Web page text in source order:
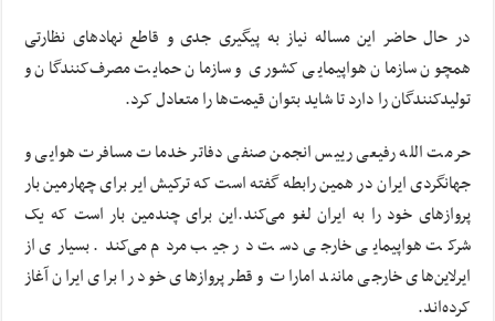
در حال حاضر این مساله نیاز به پیگیری جدی و قاطع نهادهای نظارتی
همچون سازمان هواپیمایی کشوری و سازمان حمایت مصرف‌کنندگان و
تولیدکنندگان را دارد تا شاید بتوان قیمت‌ها را متعادل کرد.
حرمت الله رفیعی رییس انجمن صنفی دفاتر خدمات مسافرت هوایی و
جهانگردی ایران در همین رابطه گفته است که ترکیش ایر برای چهارمین بار
پرواز‌های خود را به ایران لغو می‌کند.این برای چندمین بار است که یک
شرکت هواپیمایی خارجی دست در جیب مردم می‌کند. بسیاری از
ایرلاین‌های خارجی مانند امارات و قطر پرواز‌های خود را برای ایران آغاز
کرده‌اند.